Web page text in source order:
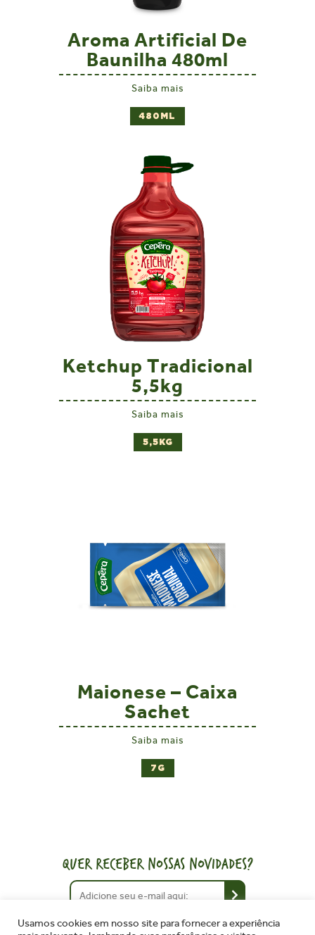
Aroma Artificial De
Baunilha 480ml
Saiba mais
480ML
Ketchup Tradicional
5,5kg
Saiba mais
5,5KG
Maionese – Caixa
Sachet
Saiba mais
7G
QUER RECEBER NOSSAS NOVIDADES?
Usamos cookies em nosso site para fornecer a experiência